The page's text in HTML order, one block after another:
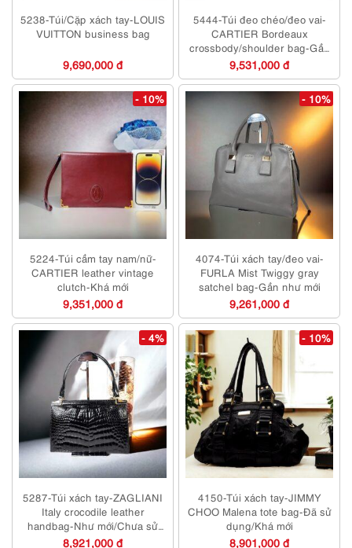
5238-Túi/Cặp xách tay-LOUIS
VUITTON business bag
9,690,000 đ
5444-Túi đeo chéo/đeo vai-
CARTIER Bordeaux
crossbody/shoulder bag-Gần
như mới
9,531,000 đ
- 10%
5224-Túi cầm tay nam/nữ-
CARTIER leather vintage
clutch-Khá mới
9,351,000 đ
- 10%
4074-Túi xách tay/đeo vai-
FURLA Mist Twiggy gray
satchel bag-Gần như mới
9,261,000 đ
- 4%
5287-Túi xách tay-ZAGLIANI
Italy crocodile leather
handbag-Như mới/Chưa sử
dụng
8,921,000 đ
- 10%
4150-Túi xách tay-JIMMY
CHOO Malena tote bag-Đã sử
dụng/Khá mới
8,901,000 đ